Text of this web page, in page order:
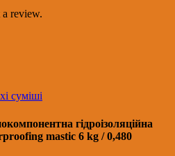
a review.
суміші
гідроізоляційна
mastic 6 kg / 0,480